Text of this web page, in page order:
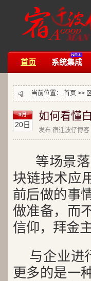
首页 系统集成
当前位置： 首页 >>
3月
20日
如何看懂
发布:宿迁波仔博
等场景
块链技术应
前后做的事
做准备，而
信仰，拜金
与企业进
更多的是一